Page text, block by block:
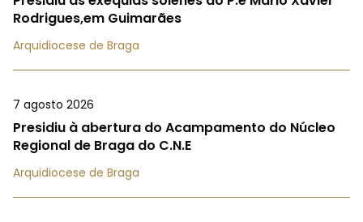
Rodrigues,em Guimarães
Arquidiocese de Braga
7 agosto 2026
Presidiu à abertura do Acampamento do Núcleo
Regional de Braga do C.N.E
Arquidiocese de Braga